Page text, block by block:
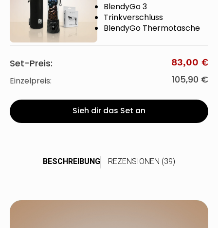
BlendyGo 3
Trinkverschluss
BlendyGo Thermotasche
Set-Preis: 83,00 €
Einzelpreis: 105,90 €
Sieh dir das Set an
BESCHREIBUNG REZENSIONEN (39)